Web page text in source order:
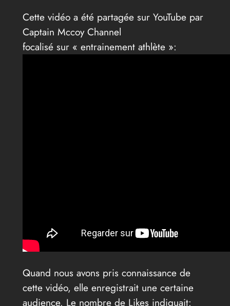
Cette vidéo a été partagée sur YouTube par
Captain Mccoy Channel
focalisé sur « entrainement athlète »:
Quand nous avons pris connaissance de
cette vidéo, elle enregistrait une certaine
audience. Le nombre de Likes indiquait: